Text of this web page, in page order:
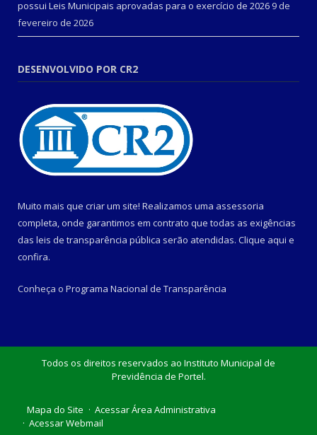
possui Leis Municipais aprovadas para o exercício de 2026 9 de
fevereiro de 2026
DESENVOLVIDO POR CR2
Muito mais que criar um site! Realizamos uma assessoria
completa, onde garantimos em contrato que todas as exigências
das leis de transparência pública serão atendidas. Clique aqui e
confira.
Conheça o Programa Nacional de Transparência
Todos os direitos reservados ao Instituto Municipal de
Previdência de Portel.
Mapa do Site
Acessar Área Administrativa
Acessar Webmail